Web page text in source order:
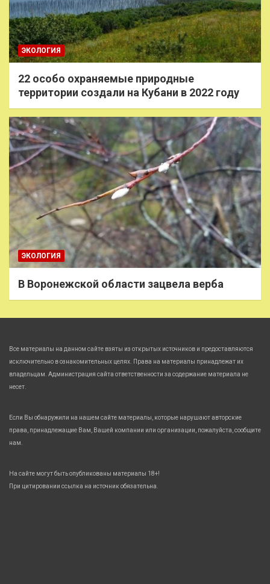
ЭКОЛОГИЯ
22 особо охраняемые природные
территории создали на Кубани в 2022 году
ЭКОЛОГИЯ
В Воронежской области зацвела верба
Все материалы на данном сайте взяты из открытых источников и предоставляются
исключительно в ознакомительных целях. Права на материалы принадлежат их
владельцам. Администрация сайта ответственности за содержание материала не
несет.
Если Вы обнаружили на нашем сайте материалы, которые нарушают авторские
права, принадлежащие Вам, Вашей компании или организации, пожалуйста, сообщите
нам.
На сайте могут быть опубликованы материалы 18+!
При цитировании ссылка на источник обязательна.